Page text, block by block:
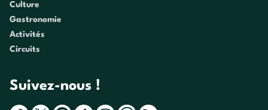
Culture
Gastronomie
Activités
Circuits
Suivez-nous !